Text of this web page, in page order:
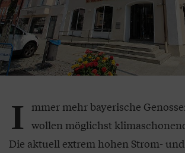
I mmer mehr bayerische
wollen möglichst
Die aktuell extrem hohen Strom-